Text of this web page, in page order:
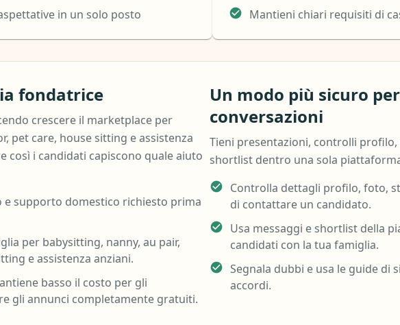
in un solo posto
Mantieni chiari requisiti di
fondatrice
crescere il marketplace per
pet care, house sitting e assistenza
così i candidati capiscono quale aiuto
supporto domestico richiesto prima
per babysitting, nanny, au pair,
e assistenza anziani.
basso il costo per gli
gli annunci completamente gratuiti.
Un modo più sicuro
conversazioni
Tieni presentazioni, controlli
shortlist dentro una sola
Controlla dettagli profilo, foto,
di contattare un candidato.
Usa messaggi e shortlist della
candidati con la tua famiglia.
Segnala dubbi e usa le guide di
accordi.